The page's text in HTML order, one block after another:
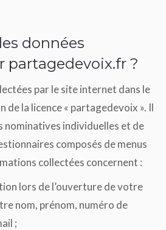
données
partagedevoix.fr ?
par le site internet dans le
de la licence « partagedevoix ». Il
nominatives individuelles et de
composés de menus
collectées concernent :
lors de l’ouverture de votre
nom, prénom, numéro de
;